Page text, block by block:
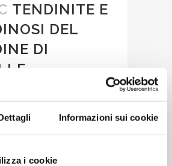
Informazioni sui cookie
i cookie
TENDINITE E
DEL
DI